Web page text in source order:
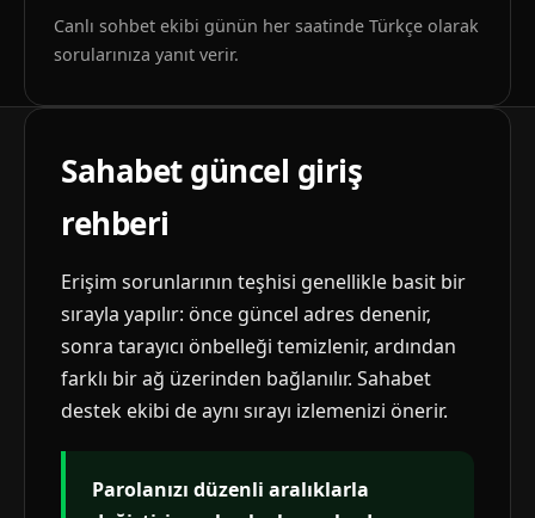
Canlı sohbet ekibi günün her saatinde Türkçe olarak
sorularınıza yanıt verir.
Sahabet güncel giriş
rehberi
Erişim sorunlarının teşhisi genellikle basit bir
sırayla yapılır: önce güncel adres denenir,
sonra tarayıcı önbelleği temizlenir, ardından
farklı bir ağ üzerinden bağlanılır. Sahabet
destek ekibi de aynı sırayı izlemenizi önerir.
Parolanızı düzenli aralıklarla